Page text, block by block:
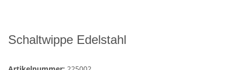
Schaltwippe Edelstahl